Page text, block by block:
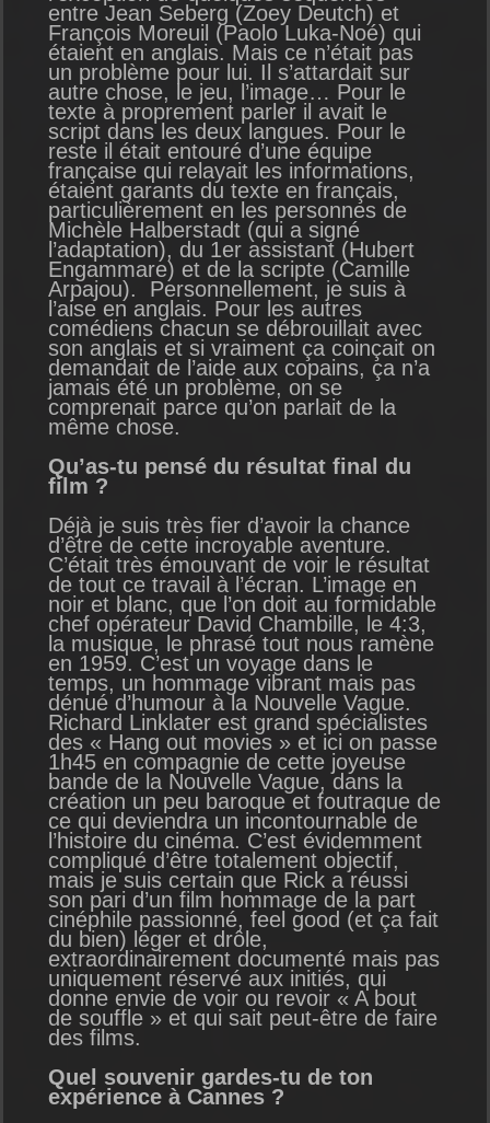
entre Jean Seberg (Zoey Deutch) et
François Moreuil (Paolo Luka-Noé) qui
étaient en anglais. Mais ce n’était pas
un problème pour lui. Il s’attardait sur
autre chose, le jeu, l’image… Pour le
texte à proprement parler il avait le
script dans les deux langues. Pour le
reste il était entouré d’une équipe
française qui relayait les informations,
étaient garants du texte en français,
particulièrement en les personnes de
Michèle Halberstadt (qui a signé
l’adaptation), du 1er assistant (Hubert
Engammare) et de la scripte (Camille
Arpajou). Personnellement, je suis à
l’aise en anglais. Pour les autres
comédiens chacun se débrouillait avec
son anglais et si vraiment ça coinçait on
demandait de l’aide aux copains, ça n’a
jamais été un problème, on se
comprenait parce qu’on parlait de la
même chose.
Qu’as-tu pensé du résultat final du
film ?
Déjà je suis très fier d’avoir la chance
d’être de cette incroyable aventure.
C’était très émouvant de voir le résultat
de tout ce travail à l’écran. L’image en
noir et blanc, que l’on doit au formidable
chef opérateur David Chambille, le 4:3,
la musique, le phrasé tout nous ramène
en 1959. C’est un voyage dans le
temps, un hommage vibrant mais pas
dénué d’humour à la Nouvelle Vague.
Richard Linklater est grand spécialistes
des « Hang out movies » et ici on passe
1h45 en compagnie de cette joyeuse
bande de la Nouvelle Vague, dans la
création un peu baroque et foutraque de
ce qui deviendra un incontournable de
l’histoire du cinéma. C’est évidemment
compliqué d’être totalement objectif,
mais je suis certain que Rick a réussi
son pari d’un film hommage de la part
cinéphile passionné, feel good (et ça fait
du bien) léger et drôle,
extraordinairement documenté mais pas
uniquement réservé aux initiés, qui
donne envie de voir ou revoir « A bout
de souffle » et qui sait peut-être de faire
des films.
Quel souvenir gardes-tu de ton
expérience à Cannes ?